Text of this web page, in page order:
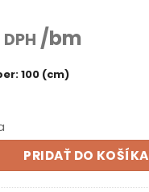
/bm
100 (cm)
PRIDAŤ DO KOŠÍKA